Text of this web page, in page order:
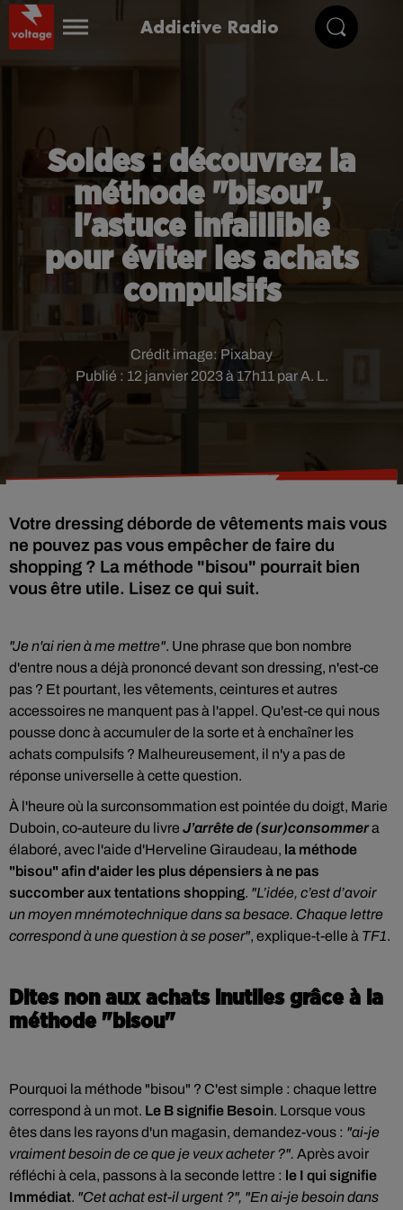
Addictive Radio
Soldes : découvrez la
méthode "bisou",
l'astuce infaillible
pour éviter les achats
compulsifs
Publié : 12 janvier 2023 à 17h11 par A. L.
Crédit image: Pixabay
Votre dressing déborde de vêtements mais vous
ne pouvez pas vous empêcher de faire du
shopping ? La méthode "bisou" pourrait bien
"Je n'ai rien à me mettre". Une phrase que bon nombre
d'entre nous a déjà prononcé devant son dressing, n'est-ce
pas ? Et pourtant, les vêtements, ceintures et autres
accessoires ne manquent pas à l'appel. Qu'est-ce qui nous
pousse donc à accumuler de la sorte et à enchaîner les
achats compulsifs ? Malheureusement, il n'y a pas de
réponse universelle à cette question.
À l'heure où la surconsommation est pointée du doigt, Marie
Duboin, co-auteure du livre J’arrête de (sur)consommera
élaboré, avec l'aide d'Herveline Giraudeau, la méthode
"bisou" afin d'aider les plus dépensiers à ne pas
succomber aux tentations shopping. "L’idée, c’est d’avoir
un moyen mnémotechnique dans sa besace. Chaque lettre
correspond à une question à se poser", explique-t-elle à TF1.
Dites non aux achats inutiles grâce à la
méthode "bisou"
Pourquoi la méthode "bisou" ? C'est simple : chaque lettre
correspond à un mot. Le B signifie Besoin. Lorsque vous
êtes dans les rayons d'un magasin, demandez-vous : "ai-je
vraiment besoin de ce que je veux acheter ?". Après avoir
réfléchi à cela, passons à la seconde lettre : le I qui signifie
Immédiat. "Cet achat est-il urgent ?", "En ai-je besoin dans